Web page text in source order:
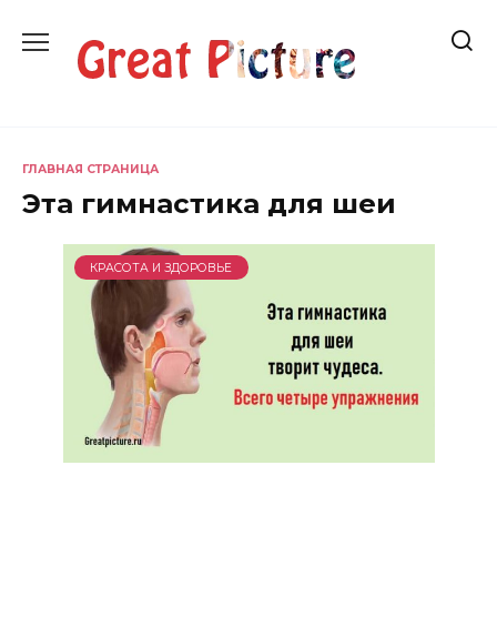
содержанию
ГЛАВНАЯ СТРАНИЦА
Эта гимнастика для шеи
КРАСОТА И ЗДОРОВЬЕ